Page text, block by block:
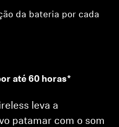
da bateria por cada
até 60 horas*
leva a
patamar com o som